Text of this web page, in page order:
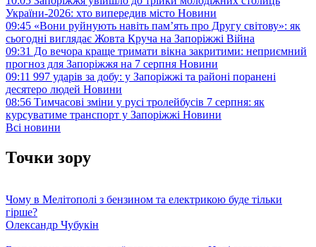
України-2026: хто випередив місто Новини
09:45 «Вони руйнують навіть пам’ять про Другу світову»: як
сьогодні виглядає Жовта Круча на Запоріжжі Війна
09:31 До вечора краще тримати вікна закритими: неприємний
прогноз для Запоріжжя на 7 серпня Новини
09:11 997 ударів за добу: у Запоріжжі та районі поранені
десятеро людей Новини
08:56 Тимчасові зміни у русі тролейбусів 7 серпня: як
курсуватиме транспорт у Запоріжжі Новини
Всі новини
Точки зору
Чому в Мелітополі з бензином та електрикою буде тільки
гірше?
Олександр Чубукін